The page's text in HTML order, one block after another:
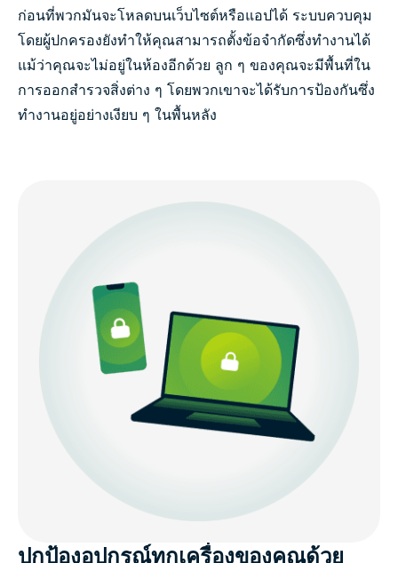
ก่อนที่พวกมันจะโหลดบนเว็บไซต์หรือแอปได้ ระบบควบคุม
โดยผู้ปกครองยังทำให้คุณสามารถตั้งข้อจำกัดซึ่งทำงานได้
แม้ว่าคุณจะไม่อยู่ในห้องอีกด้วย ลูก ๆ ของคุณจะมีพื้นที่ใน
การออกสำรวจสิ่งต่าง ๆ โดยพวกเขาจะได้รับการป้องกันซึ่ง
ทำงานอยู่อย่างเงียบ ๆ ในพื้นหลัง
ปกป้องอุปกรณ์ทุกเครื่องของคุณด้วย